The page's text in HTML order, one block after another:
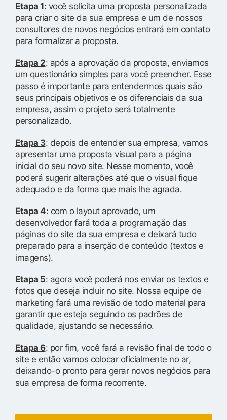
Etapa 1: você solicita uma proposta personalizada
para criar o site da sua empresa e um de nossos
consultores de novos negócios entrará em contato
para formalizar a proposta.
Etapa 2: após a aprovação da proposta, enviamos
um questionário simples para você preencher. Esse
passo é importante para entendermos quais são
seus principais objetivos e os diferenciais da sua
empresa, assim o projeto será totalmente
personalizado.
Etapa 3: depois de entender sua empresa, vamos
apresentar uma proposta visual para a página
inicial do seu novo site. Nesse momento, você
poderá sugerir alterações até que o visual fique
adequado e da forma que mais lhe agrada.
Etapa 4: com o layout aprovado, um
desenvolvedor fará toda a programação das
páginas do site da sua empresa e deixará tudo
preparado para a inserção de conteúdo (textos e
imagens).
Etapa 5: agora você poderá nos enviar os textos e
fotos que deseja incluir no site. Nossa equipe de
marketing fará uma revisão de todo material para
garantir que esteja seguindo os padrões de
qualidade, ajustando se necessário.
Etapa 6: por fim, você fará a revisão final de todo o
site e então vamos colocar oficialmente no ar,
deixando-o pronto para gerar novos negócios para
sua empresa de forma recorrente.